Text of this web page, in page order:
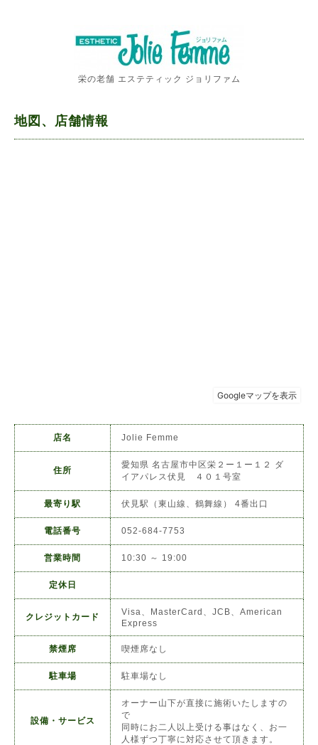
栄の老舗 エステティック ジョリファム
地図、店舗情報
店名 Jolie Femme
住所
愛知県 名古屋市中区栄２ー１ー１２ ダ
イアパレス伏見 ４０１号室
最寄り駅 伏見駅（東山線、鶴舞線） 4番出口
電話番号 052-684-7753
営業時間 10:30 ～ 19:00
定休日
クレジットカード
Visa、MasterCard、JCB、American
Express
禁煙席 喫煙席なし
駐車場 駐車場なし
設備・サービス
オーナー山下が直接に施術いたしますの
で
同時にお二人以上受ける事はなく、お一
人様ずつ丁寧に対応させて頂きます。